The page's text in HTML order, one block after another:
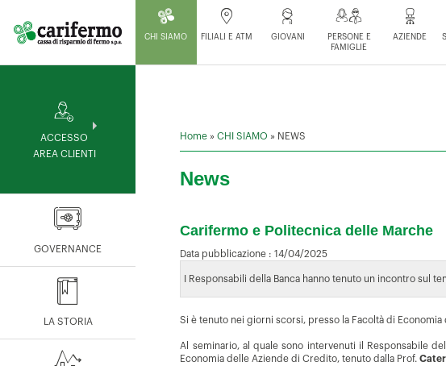
CHI SIAMO FILIALI E ATM GIOVANI
PERSONE E
FAMIGLIE
AZIENDE
ACCESSO
AREA CLIENTI
GOVERNANCE
LA STORIA
Home »CHI SIAMO » NEWS
News
Carifermo e Politecnica delle Marche
Data pubblicazione :14/04/2025
I Responsabili della Banca hanno tenuto un incontro sul
Si è tenuto nei giorni scorsi, presso la Facoltà di
Al seminario, al quale sono intervenuti il Responsabile
Economia delle Aziende di Credito, tenuto dalla Prof.